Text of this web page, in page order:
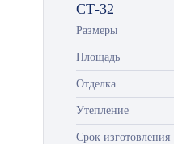
СТ-32
Размеры
Площадь
Отделка
Утепление
Срок изготовления